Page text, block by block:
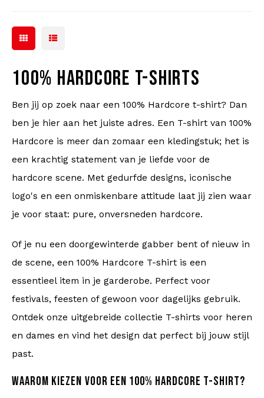
100% HARDCORE T-SHIRTS
Ben jij op zoek naar een 100% Hardcore t-shirt? Dan
ben je hier aan het juiste adres. Een T-shirt van 100%
Hardcore is meer dan zomaar een kledingstuk; het is
een krachtig statement van je liefde voor de
hardcore scene. Met gedurfde designs, iconische
logo's en een onmiskenbare attitude laat jij zien waar
je voor staat: pure, onversneden hardcore.
Of je nu een doorgewinterde gabber bent of nieuw in
de scene, een 100% Hardcore T-shirt is een
essentieel item in je garderobe. Perfect voor
festivals, feesten of gewoon voor dagelijks gebruik.
Ontdek onze uitgebreide collectie T-shirts voor heren
en dames en vind het design dat perfect bij jouw stijl
past.
WAAROM KIEZEN VOOR EEN 100% HARDCORE T-SHIRT?